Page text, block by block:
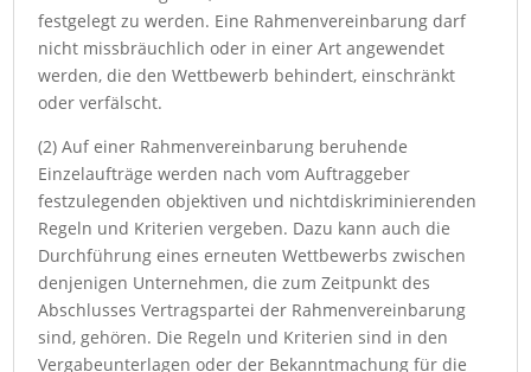
festgelegt zu werden. Eine Rahmenvereinbarung darf
nicht missbräuchlich oder in einer Art angewendet
werden, die den Wettbewerb behindert, einschränkt
oder verfälscht.
(2) Auf einer Rahmenvereinbarung beruhende
Einzelaufträge werden nach vom Auftraggeber
festzulegenden objektiven und nichtdiskriminierenden
Regeln und Kriterien vergeben. Dazu kann auch die
Durchführung eines erneuten Wettbewerbs zwischen
denjenigen Unternehmen, die zum Zeitpunkt des
Abschlusses Vertragspartei der Rahmenvereinbarung
sind, gehören. Die Regeln und Kriterien sind in den
Vergabeunterlagen oder der Bekanntmachung für die